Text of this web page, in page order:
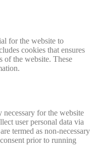
for the website to
cookies that ensures
of the website. These
for the website
user personal data via
termed as non-necessary
prior to running